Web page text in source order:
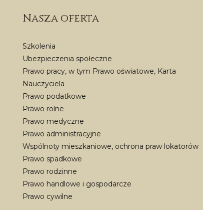
Nasza oferta
Szkolenia
Ubezpieczenia społeczne
Prawo pracy, w tym Prawo oświatowe, Karta
Nauczyciela
Prawo podatkowe
Prawo rolne
Prawo medyczne
Prawo administracyjne
Wspólnoty mieszkaniowe, ochrona praw lokatorów
Prawo spadkowe
Prawo rodzinne
Prawo handlowe i gospodarcze
Prawo cywilne